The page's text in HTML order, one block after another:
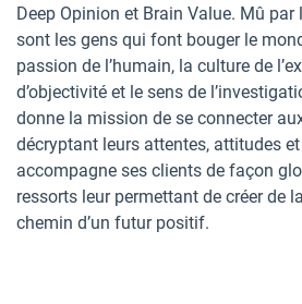
Deep Opinion et Brain Value. Mû
sont les gens qui font bouger le
passion de l’humain, la culture de
d’objectivité et le sens de
donne la mission de se connecter
décryptant leurs attentes, attitudes
accompagne ses clients de façon
ressorts leur permettant de créer de
chemin d’un futur positif.